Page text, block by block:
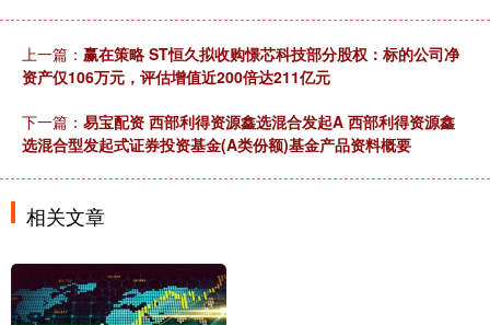
上一篇： 赢在策略 ST恒久拟收购憬芯科技部分股权：标的公司净
资产仅106万元，评估增值近200倍达211亿元
下一篇： 易宝配资 西部利得资源鑫选混合发起A 西部利得资源鑫
选混合型发起式证券投资基金(A类份额)基金产品资料概要
相关文章